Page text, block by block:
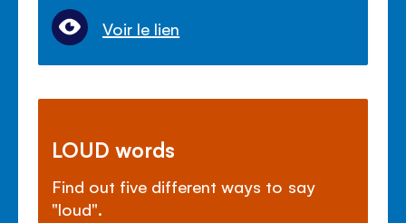
Voir le lien
LOUD words
Find out five different ways to say
"loud".